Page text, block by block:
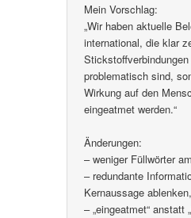
Mein Vorschlag:
„Wir haben aktuelle
international, die klar
problematisch sind,
Wirkung auf den
eingeatmet werden.“
Änderungen:
– weniger Füllwörter
– redundante
Kernaussage
– „eingeatmet“ anstatt